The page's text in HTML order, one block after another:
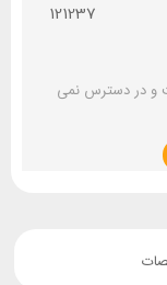
121237
و در دسترس نمی